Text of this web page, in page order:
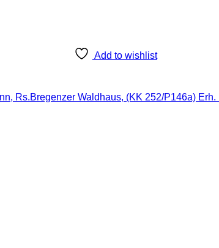
Add to wishlist
Rs.Bregenzer Waldhaus, (KK 252/P146a) Erh. II